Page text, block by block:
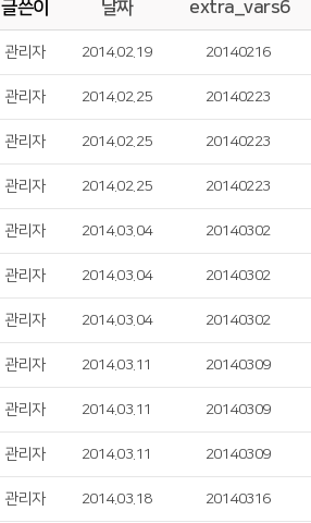
글쓴이 날짜 extra_vars6
관리자 2014.02.19 20140216
관리자 2014.02.25 20140223
관리자 2014.02.25 20140223
관리자 2014.02.25 20140223
관리자 2014.03.04 20140302
관리자 2014.03.04 20140302
관리자 2014.03.04 20140302
관리자 2014.03.11 20140309
관리자 2014.03.11 20140309
관리자 2014.03.11 20140309
관리자 2014.03.18 20140316